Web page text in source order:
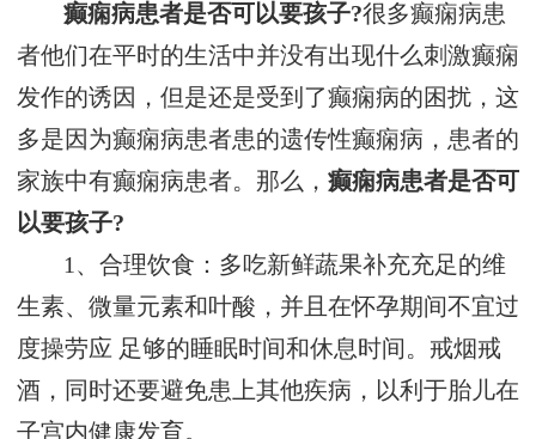
癫痫病患者是否可以要孩子?很多癫痫病患
者他们在平时的生活中并没有出现什么刺激癫痫
发作的诱因，但是还是受到了癫痫病的困扰，这
多是因为癫痫病患者患的遗传性癫痫病，患者的
家族中有癫痫病患者。那么， 癫痫病患者是否可
以要孩子?
1、合理饮食：多吃新鲜蔬果补充充足的维
生素、微量元素和叶酸，并且在怀孕期间不宜过
度操劳应 足够的睡眠时间和休息时间。戒烟戒
酒，同时还要避免患上其他疾病，以利于胎儿在
子宫内健康发育。